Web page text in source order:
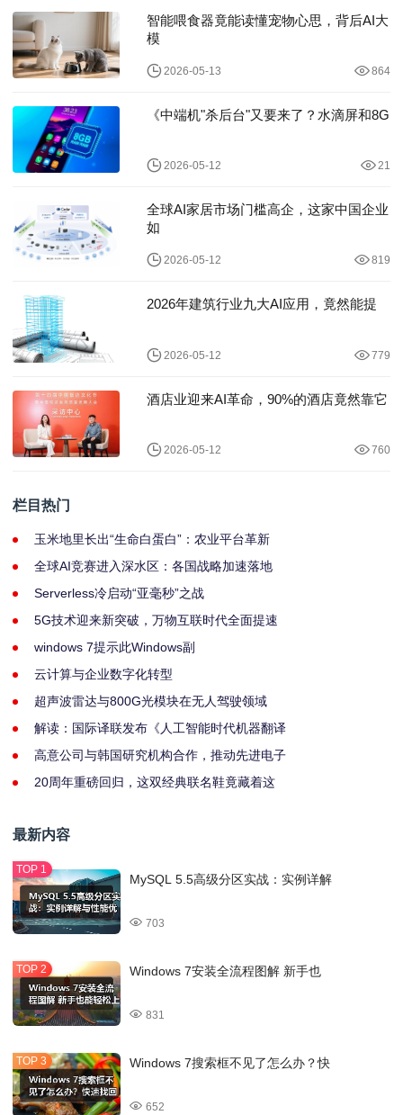
智能喂食器竟能读懂宠物心思，背后AI大
模
2026-05-13 864
《中端机"杀后台"又要来了？水滴屏和8G
2026-05-12 21
全球AI家居市场门槛高企，这家中国企业
如
2026-05-12 819
2026年建筑行业九大AI应用，竟然能提
2026-05-12 779
酒店业迎来AI革命，90%的酒店竟然靠它
2026-05-12 760
栏目热门
玉米地里长出“生命白蛋白”：农业平台革新
全球AI竞赛进入深水区：各国战略加速落地
Serverless冷启动“亚毫秒”之战
5G技术迎来新突破，万物互联时代全面提速
windows 7提示此Windows副
云计算与企业数字化转型
超声波雷达与800G光模块在无人驾驶领域
解读：国际译联发布《人工智能时代机器翻译
高意公司与韩国研究机构合作，推动先进电子
20周年重磅回归，这双经典联名鞋竟藏着这
最新内容
MySQL 5.5高级分区实战：实例详解
703
Windows 7安装全流程图解 新手也
831
Windows 7搜索框不见了怎么办？快
652